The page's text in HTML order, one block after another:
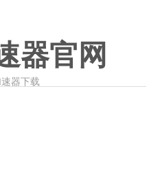
器官网
器下载